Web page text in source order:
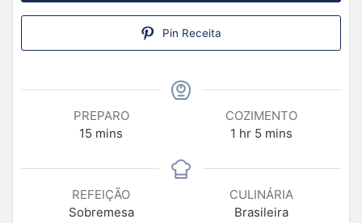
Pin Receita
PREPARO
15 mins
COZIMENTO
1 hr 5 mins
REFEIÇÃO
Sobremesa
CULINÁRIA
Brasileira